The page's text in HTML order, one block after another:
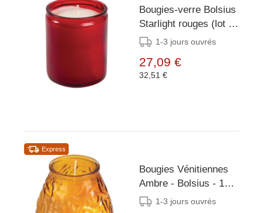
Bougies-verre Bolsius
Starlight rouges (lot de
8)
1-3 jours ouvrés
27,09 €
32,51 €
Express
Bougies Vénitiennes
Ambre - Bolsius - 12
Pièces1-3 jours ouvrés